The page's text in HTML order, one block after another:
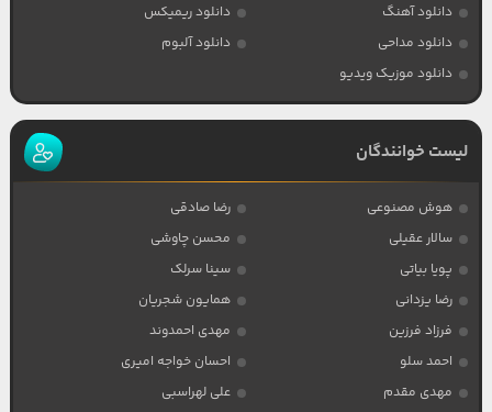
دانلود آهنگ
دانلود ریمیکس
دانلود مداحی
دانلود آلبوم
دانلود موزیک ویدیو
لیست خوانندگان
هوش مصنوعی
رضا صادقی
سالار عقیلی
محسن چاوشی
پویا بیاتی
سینا سرلک
رضا یزدانی
همایون شجریان
فرزاد فرزین
مهدی احمدوند
احمد سلو
احسان خواجه امیری
مهدی مقدم
علی لهراسبی